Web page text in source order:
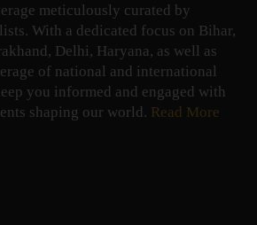
meticulously curated by
With a dedicated focus on Bihar,
Delhi, Haryana, as well as
of national and international
you informed and engaged with
shaping our world. Read More